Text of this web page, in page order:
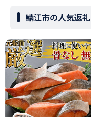
鯖江市の人気返